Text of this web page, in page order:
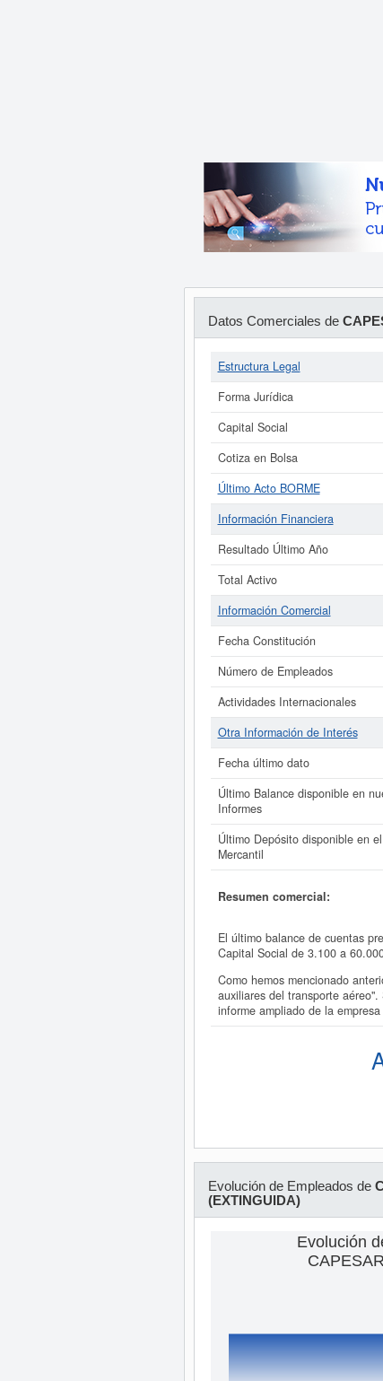
Datos Comerciales de
Estructura Legal
Forma Jurídica
Capital Social
Cotiza en Bolsa
Último Acto BORME
Información Financiera
Resultado Último Año
Total Activo
Información Comercial
Fecha Constitución
Número de Empleados
Actividades Internacionales
Otra Información de Interés
Fecha último dato
Último Balance disponible en
Informes
Último Depósito disponible en
Mercantil
Resumen comercial:
El último balance de cuentas
Capital Social de 3.100 a
Como hemos mencionado
auxiliares del transporte
informe ampliado de la
Evolución de Empleados de
(EXTINGUIDA)
Evolución